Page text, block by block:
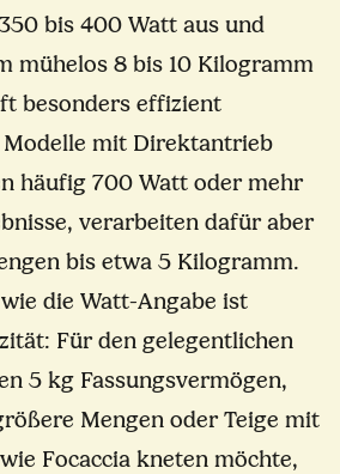
bis 400 Watt aus und
mühelos 8 bis 10 Kilogramm
besonders effizient
mit Direktantrieb
häufig 700 Watt oder mehr
verarbeiten dafür aber
bis etwa 5 Kilogramm.
die Watt-Angabe ist
Für den gelegentlichen
5 kg Fassungsvermögen,
Mengen oder Teige mit
Focaccia kneten möchte,